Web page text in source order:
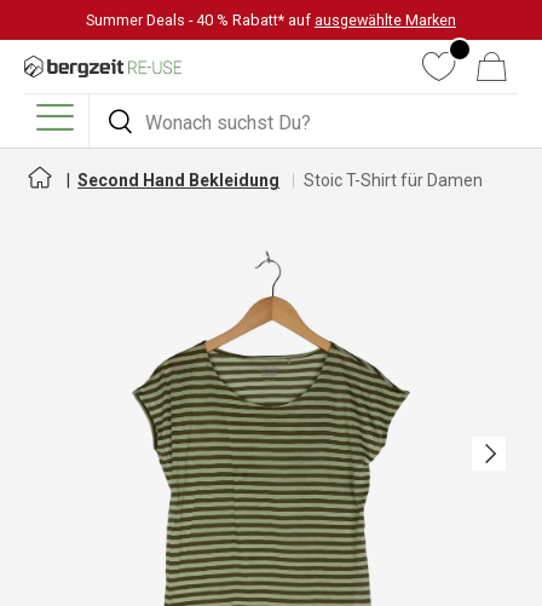
DIREKT ZUM INHALT
Summer Deals - 40 % Rabatt* auf ausgewählte Marken
Suchen
Suchen
WunschlisteWarenkorb
Menü
Second Hand Bekleidung Stoic T-Shirt für Damen
Nächste